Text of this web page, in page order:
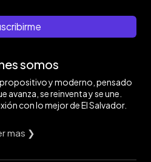
somos
y moderno, pensado
avanza, se reinventa y se une.
con lo mejor de El Salvador.
mas ❯